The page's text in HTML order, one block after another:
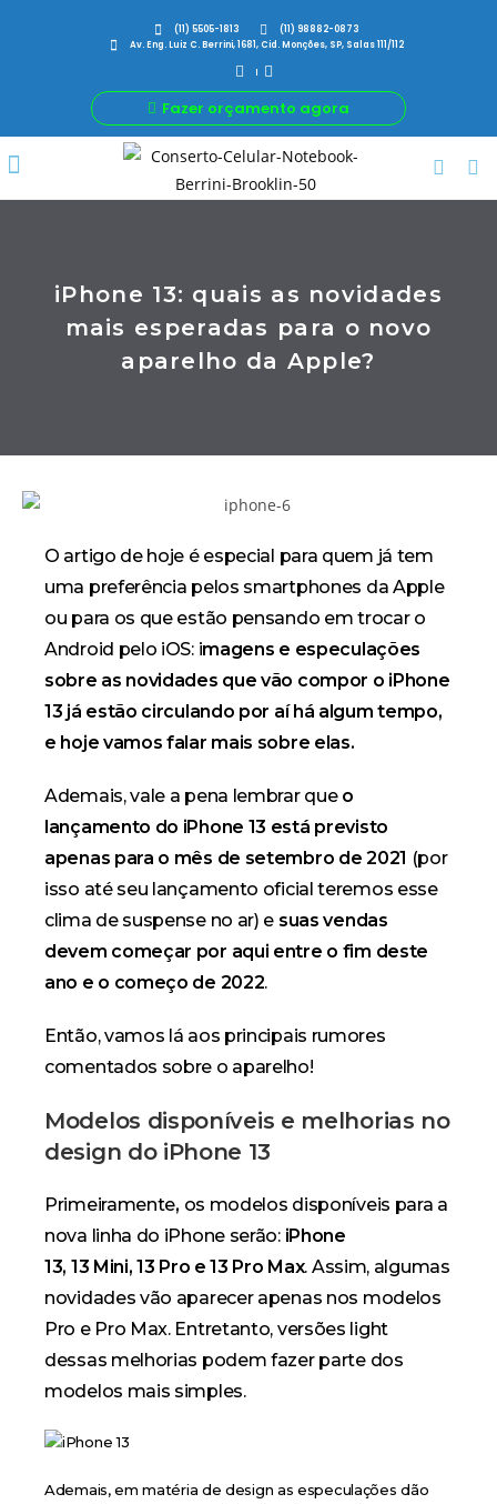
(11) 5505-1813
(11) 98882-0873
Av. Eng. Luiz C. Berrini, 1681, Cid. Monções, SP, Salas 111/112
Fazer orçamento agora
iPhone 13: quais as novidades
mais esperadas para o novo
aparelho da Apple?
O artigo de hoje é especial para quem já tem
uma preferência pelos smartphones da Apple
ou para os que estão pensando em trocar o
Android pelo iOS: imagens e especulações
sobre as novidades que vão compor o iPhone
13 já estão circulando por aí há algum tempo,
e hoje vamos falar mais sobre elas.
наличными
Ademais, vale a pena lembrar que o
lançamento do iPhone 13 está previsto
apenas para o mês de setembro de 2021 (por
isso até seu lançamento oficial teremos esse
clima de suspense no ar) e suas vendas
devem começar por aqui entre o fim deste
ano e o começo de 2022.
Então, vamos lá aos principais rumores
comentados sobre o aparelho!
Modelos disponíveis e melhorias no
design do iPhone 13
Primeiramente, os modelos disponíveis para a
nova linha do iPhone serão:iPhone
13, 13 Mini, 13 Pro e 13 Pro Max. Assim, algumas
novidades vão aparecer apenas nos modelos
Pro e Pro Max. Entretanto, versões light
dessas melhorias podem fazer parte dos
modelos mais simples.
Ademais, em matéria de design as especulações dão